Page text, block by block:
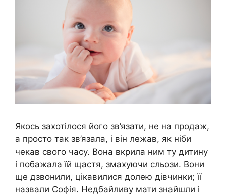
Якось захотілося його зв’язати, не на продаж,
а просто так зв’язала, і він лежав, як ніби
чекав свого часу. Вона вкрила ним ту дитину
і побажала їй щастя, змахуючи сльози. Вони
ще дзвонили, цікавилися долею дівчинки; її
назвали Софія. Недбайливу мати знайшли і